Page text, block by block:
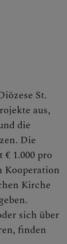
St.
aus,
die
Die
1.000 pro
Kooperation
Kirche
sich über
finden